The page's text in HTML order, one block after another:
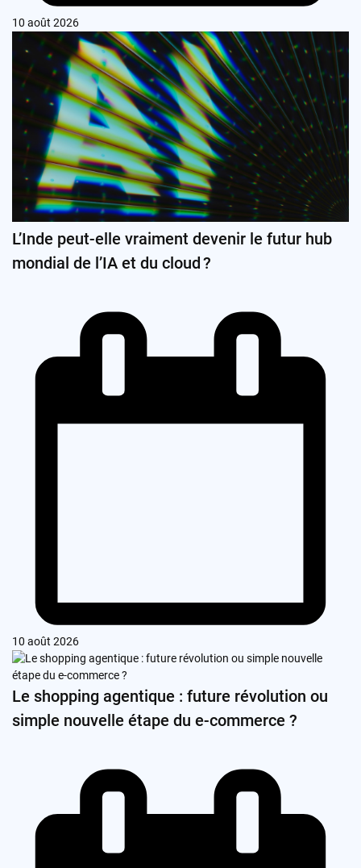
10 août 2026
L’Inde peut-elle vraiment devenir le futur hub
mondial de l’IA et du cloud ?
10 août 2026
Le shopping agentique : future révolution ou
simple nouvelle étape du e-commerce ?